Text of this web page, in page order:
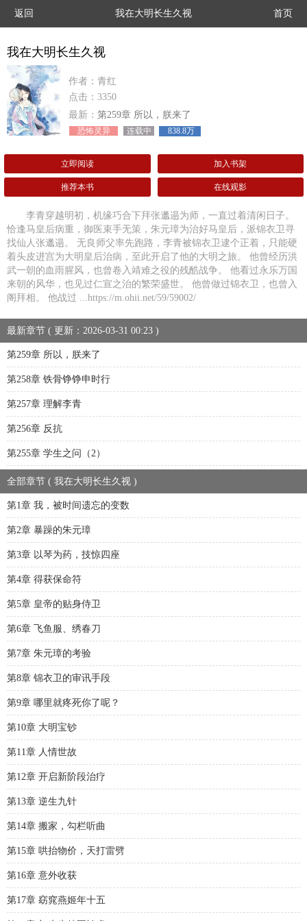
返回 我在大明长生久视 首页
我在大明长生久视
作者：青红
点击：3350
最新： 第259章 所以，朕来了
恐怖灵异 连载中 838.8万
立即阅读 加入书架
推荐本书 在线观影
李青穿越明初，机缘巧合下拜张邋遢为师，一直过着清闲日子。
恰逢马皇后病重，御医束手无策，朱元璋为治好马皇后，派锦衣卫寻
找仙人张邋遢。 无良师父率先跑路，李青被锦衣卫逮个正着，只能硬
着头皮进宫为大明皇后治病，至此开启了他的大明之旅。 他曾经历洪
武一朝的血雨腥风，也曾卷入靖难之役的残酷战争。 他看过永乐万国
来朝的风华，也见过仁宣之治的繁荣盛世。 他曾做过锦衣卫，也曾入
阁拜相。 他战过 ...https://m.ohii.net/59/59002/
最新章节 ( 更新：2026-03-31 00:23 )
第259章 所以，朕来了
第258章 铁骨铮铮申时行
第257章 理解李青
第256章 反抗
第255章 学生之问（2）
全部章节 ( 我在大明长生久视 )
第1章 我，被时间遗忘的变数
第2章 暴躁的朱元璋
第3章 以琴为药，技惊四座
第4章 得获保命符
第5章 皇帝的贴身侍卫
第6章 飞鱼服、绣春刀
第7章 朱元璋的考验
第8章 锦衣卫的审讯手段
第9章 哪里就疼死你了呢？
第10章 大明宝钞
第11章 人情世故
第12章 开启新阶段治疗
第13章 逆生九针
第14章 搬家，勾栏听曲
第15章 哄抬物价，天打雷劈
第16章 意外收获
第17章 窈窕燕姬年十五